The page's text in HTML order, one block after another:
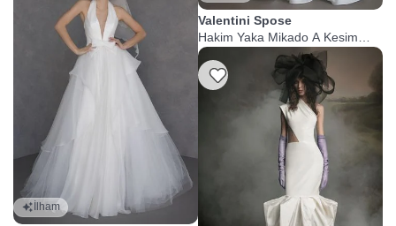
İlham
Valentini Spose
Hakim Yaka Mikado A Kesim
Gelinlik
Listeme Ekle